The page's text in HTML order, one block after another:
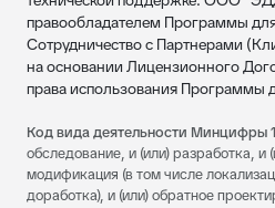
правообладателем Программы
Сотрудничество с Партнерами
на основании Лицензионного
права использования Программы
Код вида деятельности Минцифры
обследование, и (или) разработка, и
модификация (в том числе
доработка), и (или) обратное